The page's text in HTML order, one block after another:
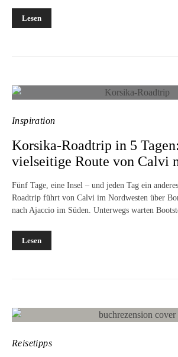
Lesen
Inspiration
Korsika-Roadtrip in 5
vielseitige Route von Calvi
Fünf Tage, eine Insel – und jeden Tag ein
Roadtrip führt von Calvi im Nordwesten über
nach Ajaccio im Süden. Unterwegs warten
Lesen
Reisetipps